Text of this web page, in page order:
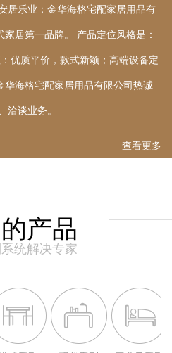
居乐业；金华海格宅配家居用品有
居第一品牌。 产品定位风格是：
优质平价，款式新颖；高端设备定
海格宅配家居用品有限公司热诚
谈业务。
查看更多
产品
统解决专家